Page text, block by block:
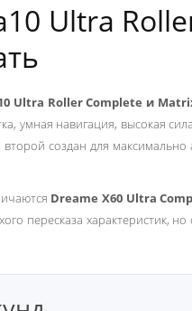
Ultra
Ultra Roller Complete и
умная навигация, высокая
создан для
Dreame X60 Ultra
пересказа характеристик,